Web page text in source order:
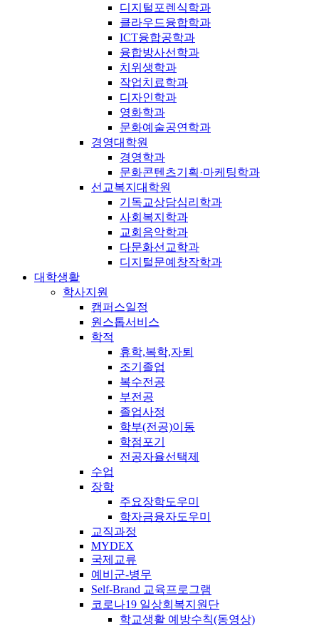
디지털포렌식학과
클라우드융합학과
ICT융합공학과
융합방사선학과
치위생학과
작업치료학과
디자인학과
영화학과
문화예술공연학과
경영대학원
경영학과
문화콘텐츠기획·마케팅학과
선교복지대학원
기독교상담심리학과
사회복지학과
교회음악학과
다문화선교학과
디지털문예창작학과
대학생활
학사지원
캠퍼스일정
원스톱서비스
학적
휴학,복학,자퇴
조기졸업
복수전공
부전공
졸업사정
학부(전공)이동
학점포기
전공자율선택제
수업
장학
주요장학도우미
학자금융자도우미
교직과정
MYDEX
국제교류
예비군-병무
Self-Brand 교육프로그램
코로나19 일상회복지원단
학교생활 예방수칙(동영상)